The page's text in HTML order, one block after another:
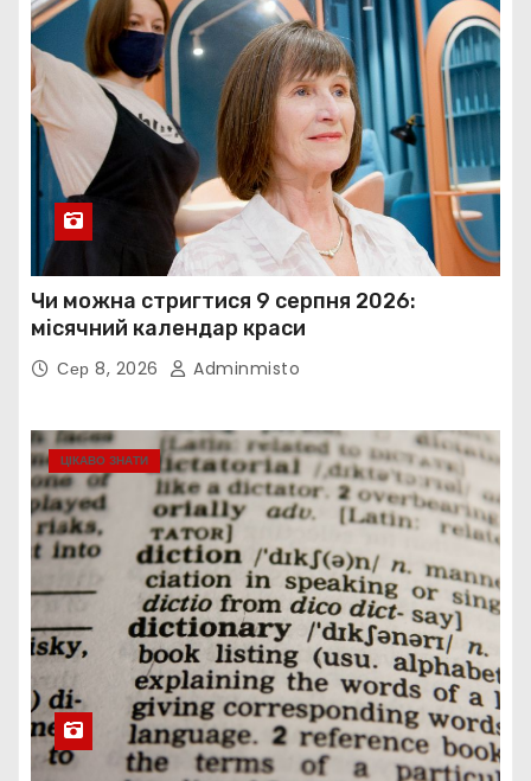
Чи можна стригтися 9 серпня 2026:
місячний календар краси
Сер 8, 2026 Adminmisto
ЦІКАВО ЗНАТИ